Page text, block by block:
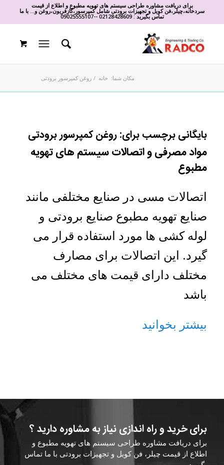
برای دریافت مشاوره طراحی سیستم های تهویه مطبوع و اطلاع از قیمت
سردخانه،چیلر،فن کویل و تجهیزات برودتی شامل کمپرسور،گازفریون،روغن و... با ما
تماس بگیرید :02128428609
-
-
09025555107
مکان شما: خانه / روغن کمپرسور برودتی
بایگانی برچسب برای:روغن کمپرسور برودتی
مواد مصرفی و اتصالات سیستم های تهویه
مطبوع
اتصالات مسی در صنایع مختلفی مانند
صنایع تهویه مطبوع صنایع برودتی و
لوله کشی ها مورد استفاده قرار می
گیرد. این اتصالات برای مصارف
مختلف دارای قیمت های مختلف می
باشد
بیشتر بخوانید
برای خرید و راه اندازی نیاز به مشاوره دارید ؟
برای دریافت مشاوره طراحی سیستم های تهویه مطبوع و
اطلاع از قیمت چیلر، فن کویل و تجهیزات برودتی با ما تماس